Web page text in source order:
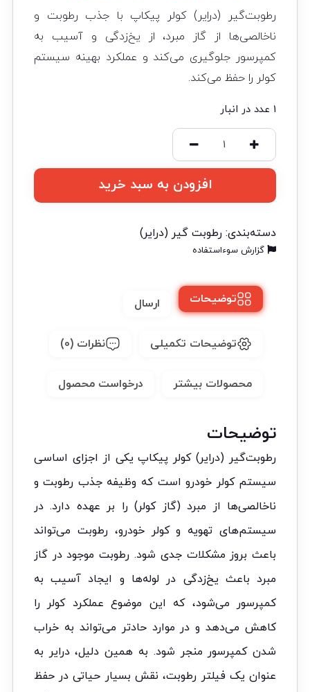
رطوبت‌گیر (درایر) کولر پیکاپ با جذب رطوبت و
ناخالصی‌ها از گاز مبرد، از یخ‌زدگی و آسیب به
کمپرسور جلوگیری می‌کند و عملکرد بهینه سیستم
کولر را حفظ می‌کند.
1 عدد در انبار
افزودن به سبد خرید
دسته‌بندی: رطوبت گیر (درایر)
گزارش سوءاستفاده
توضیحات ارسال
توضیحات تکمیلی نظرات (0)
محصولات بیشتر درخواست محصول
توضیحات
رطوبت‌گیر (درایر) کولر پیکاپ یکی از اجزای اساسی
سیستم کولر خودرو است که وظیفه جذب رطوبت و
ناخالصی‌ها از مبرد (گاز کولر) را بر عهده دارد. در
سیستم‌های تهویه و کولر خودرو، رطوبت می‌تواند
باعث بروز مشکلات جدی شود. رطوبت موجود در گاز
مبرد باعث یخ‌زدگی در لوله‌ها و ایجاد آسیب به
کمپرسور می‌شود، که این موضوع عملکرد کولر را
کاهش می‌دهد و در موارد حادتر می‌تواند به خراب
شدن کمپرسور منجر شود. به همین دلیل، درایر به
عنوان یک فیلتر رطوبت، نقش بسیار حیاتی در حفظ